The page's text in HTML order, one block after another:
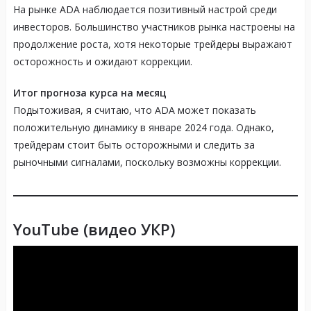
На рынке ADA наблюдается позитивный настрой среди
инвесторов. Большинство участников рынка настроены на
продолжение роста, хотя некоторые трейдеры выражают
осторожность и ожидают коррекции.
Итог прогноза курса на месяц
Подытоживая, я считаю, что ADA может показать
положительную динамику в январе 2024 года. Однако,
трейдерам стоит быть осторожными и следить за
рыночными сигналами, поскольку возможны коррекции.
YouTube (видео УКР)